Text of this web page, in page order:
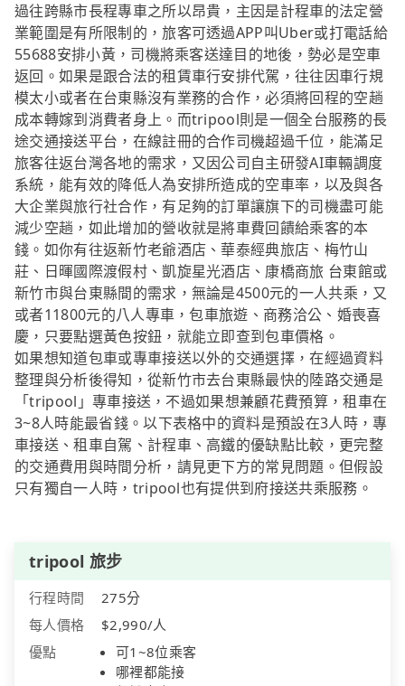
過往跨縣市長程專車之所以昂貴，主因是計程車的法定營
業範圍是有所限制的，旅客可透過APP叫Uber或打電話給
55688安排小黃，司機將乘客送達目的地後，勢必是空車
返回。如果是跟合法的租賃車行安排代駕，往往因車行規
模太小或者在台東縣沒有業務的合作，必須將回程的空趟
成本轉嫁到消費者身上。而tripool則是一個全台服務的長
途交通接送平台，在線註冊的合作司機超過千位，能滿足
旅客往返台灣各地的需求，又因公司自主研發AI車輛調度
系統，能有效的降低人為安排所造成的空車率，以及與各
大企業與旅行社合作，有足夠的訂單讓旗下的司機盡可能
減少空趟，如此增加的營收就是將車費回饋給乘客的本
錢。如你有往返新竹老爺酒店、華泰經典旅店、梅竹山
莊、日暉國際渡假村、凱旋星光酒店、康橋商旅 台東館或
新竹市與台東縣間的需求，無論是4500元的一人共乘，又
或者11800元的八人專車，包車旅遊、商務洽公、婚喪喜
慶，只要點選黃色按鈕，就能立即查到包車價格。
如果想知道包車或專車接送以外的交通選擇，在經過資料
整理與分析後得知，從新竹市去台東縣最快的陸路交通是
「tripool」專車接送，不過如果想兼顧花費預算，租車在
3~8人時能最省錢。以下表格中的資料是預設在3人時，專
車接送、租車自駕、計程車、高鐵的優缺點比較，更完整
的交通費用與時間分析，請見更下方的常見問題。但假設
只有獨自一人時，tripool也有提供到府接送共乘服務。
tripool 旅步
行程時間
275分
每人價格
$2,990/人
優點
可1~8位乘客
哪裡都能接